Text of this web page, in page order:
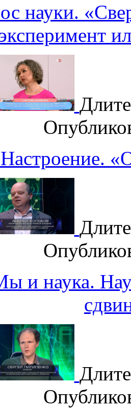
науки.
и наука.